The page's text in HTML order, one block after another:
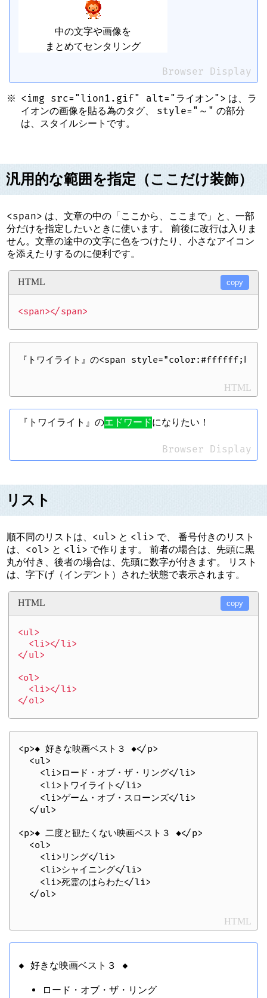
中の文字や画像を
まとめてセンタリング
Browser Display
<img src="lion1.gif" alt="ライオン"> は、ラ
イオンの画像を貼る為のタグ、 style="～" の部分
は、スタイルシートです。
汎用的な範囲を指定（ここだけ装飾）
<span> は、文章の中の「ここから、ここまで」と、一部
分だけを指定したいときに使います。 前後に改行は入りま
せん。文章の途中の文字に色をつけたり、小さなアイコン
を添えたりするのに便利です。
HTML copy
HTML
『トワイライト』のエドワードになりたい！
Browser Display
リスト
順不同のリストは、 <ul> と <li> で、 番号付きのリスト
は、 <ol> と <li> で作ります。 前者の場合は、先頭に黒
丸が付き、後者の場合は、先頭に数字が付きます。 リスト
は、字下げ（インデント）された状態で表示されます。
HTML copy
<ul>
  <li></li>
</ul>
<ol>
  <li></li>
<p>◆ 好きな映画ベスト３ ◆</p>
  <ul>
    <li>ロード・オブ・ザ・リング</li>
    <li>トワイライト</li>
    <li>ゲーム・オブ・スローンズ</li>
  </ul>
<p>◆ 二度と観たくない映画ベスト３ ◆</p>
  <ol>
    <li>リング</li>
    <li>シャイニング</li>
    <li>死霊のはらわた</li>
HTML
◆ 好きな映画ベスト３ ◆
ロード・オブ・ザ・リング